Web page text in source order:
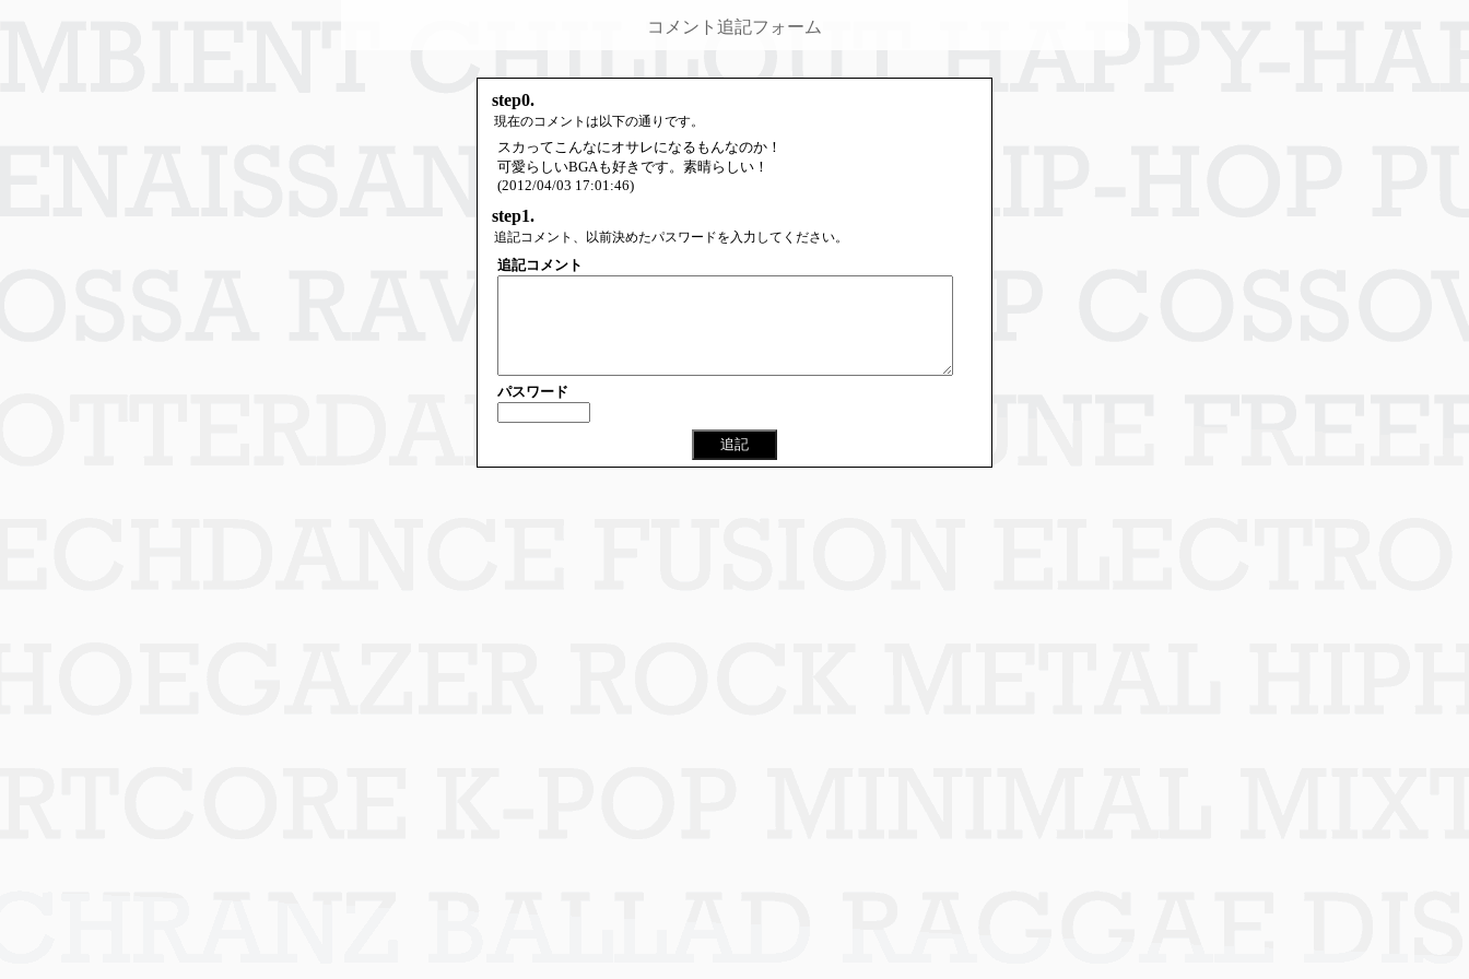
コメント追記フォーム
step0.
現在のコメントは以下の通りです。
スカってこんなにオサレになるもんなのか！
可愛らしいBGAも好きです。素晴らしい！
(2012/04/03 17:01:46)
step1.
追記コメント、以前決めたパスワードを入力してください。
追記コメント
パスワード
追記